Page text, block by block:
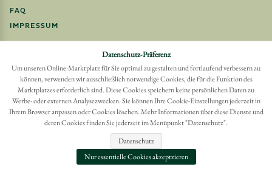
FAQ
IMPRESSUM
Möchten Sie eine Bestellung widerrufen?
Hier Widerruf mit wenigen Klicks online erreichen
BESTELLUNG WIDERRUFEN
Datenschutz-Präferenz
Um unseren Online-Marktplatz für Sie optimal zu gestalten und fortlaufend verbessern zu
können, verwenden wir ausschließlich notwendige Cookies, die für die Funktion des
Marktplatzes erforderlich sind. Diese Cookies speichern keine persönlichen Daten zu
Werbe- oder externen Analysezwecken. Sie können Ihre Cookie-Einstellungen jederzeit in
Ihrem Browser anpassen oder Cookies löschen. Mehr Informationen über diese Dienste und
deren Cookies finden Sie jederzeit im Menüpunkt "Datenschutz".
Datenschutz
Nur essentielle Cookies akzeptzieren